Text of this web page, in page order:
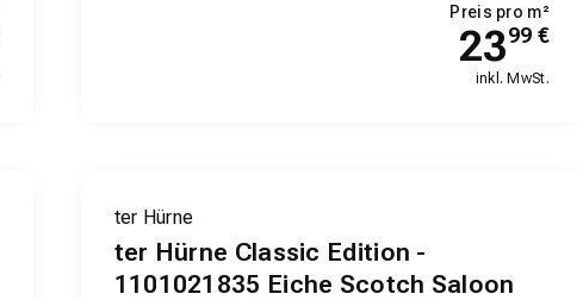
Preis pro m²
2399 €
inkl. MwSt.
ter Hürne
ter Hürne Classic Edition -
1101021835 Eiche Scotch Saloon